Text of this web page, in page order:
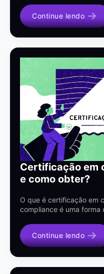
Continue lendo
Certificação em
e como obter?
O que é certificação em
compliance é uma forma
Continue lendo